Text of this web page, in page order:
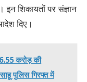
इन शिकायतों पर संज्ञान
दिए।
6.55 करोड़ की
पुलिस गिरफ्त में